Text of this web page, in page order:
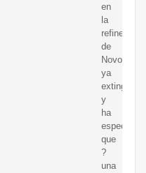
en
la
refinería
de
ya
extinguido,
y
ha
que
?
una